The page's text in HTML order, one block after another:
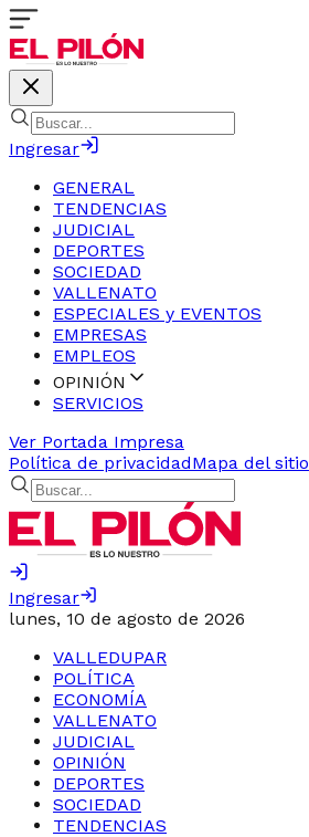
Ingresar
GENERAL
TENDENCIAS
JUDICIAL
DEPORTES
SOCIEDAD
VALLENATO
ESPECIALES y EVENTOS
EMPRESAS
EMPLEOS
OPINIÓN
SERVICIOS
Ver Portada Impresa
Política de privacidadMapa del sitio
Ingresar
lunes, 10 de agosto de 2026
VALLEDUPAR
POLÍTICA
ECONOMÍA
VALLENATO
JUDICIAL
OPINIÓN
DEPORTES
SOCIEDAD
TENDENCIAS